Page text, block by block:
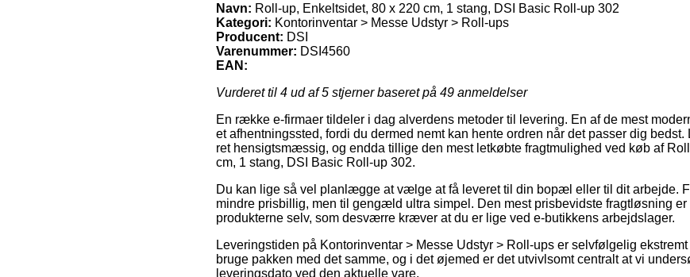
Navn: Roll-up, Enkeltsidet, 80 x 220 cm, 1 stang, DSI Basic Roll-up 302
Kategori: Kontorinventar > Messe Udstyr > Roll-ups
Producent: DSI
Varenummer: DSI4560
EAN:
Vurderet til 4 ud af 5 stjerner baseret på 49 anmeldelser
En række e-firmaer tildeler i dag alverdens metoder til levering. En af de mest
et afhentningssted, fordi du dermed nemt kan hente ordren når det passer dig
ret hensigtsmæssig, og endda tillige den mest letkøbte fragtmulighed ved køb af
cm, 1 stang, DSI Basic Roll-up 302.
Du kan lige så vel planlægge at vælge at få leveret til din bopæl eller til dit arbejde.
mindre prisbillig, men til gengæld ultra simpel. Den mest prisbevidste fragtløsning
produkterne selv, som desværre kræver at du er lige ved e-butikkens arbejdslager.
Leveringstiden på Kontorinventar > Messe Udstyr > Roll-ups er selvfølgelig
bruge pakken med det samme, og i det øjemed er det utvivlsomt centralt at vi
leveringsdato ved den aktuelle vare.